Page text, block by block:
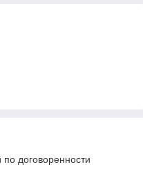
договоренности